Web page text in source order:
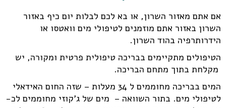
אם אתם מאזור השרון, או בא לכם לבלות יום כיף באזור
השרון באזור אתם מוזמנים לטיפולי מים וואטסו או
הידרותרפיה בהוד השרון.
הטיפולים מתקיימים בבריכה טיפולית פרטית ומקורה, יש
מקלחת בתוך מתחם הבריכה.
המים בבריכה מחוממים ל 34 מעלות – שזה החום האידאלי
לטיפולי מים. בתור השוואה – מים של ג'קוזי מחוממים לכ-